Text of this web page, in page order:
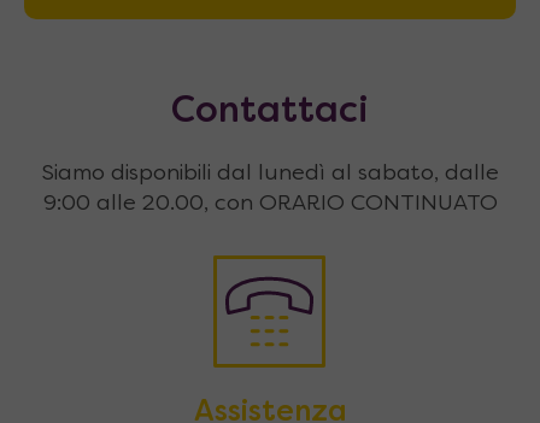
Contattaci
Siamo disponibili dal lunedì al sabato, dalle
9:00 alle 20.00, con ORARIO CONTINUATO
Assistenza